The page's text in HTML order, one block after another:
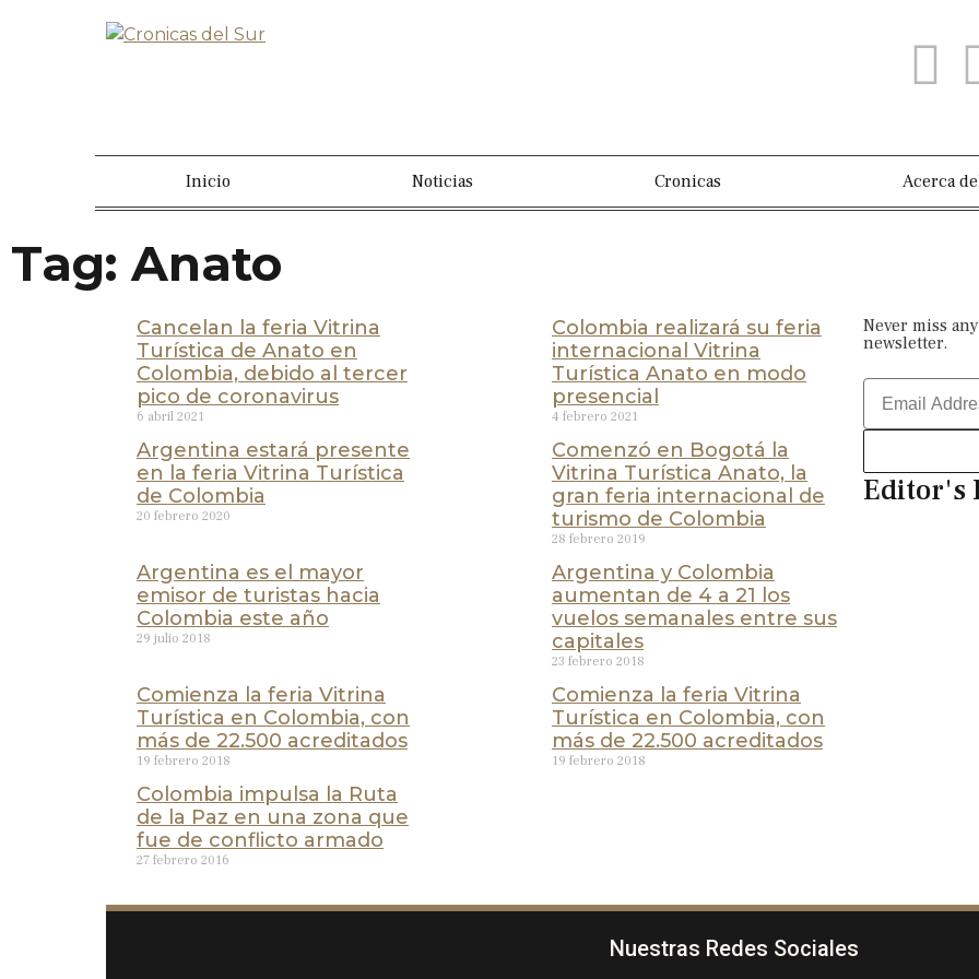
Inicio Noticias Cronicas Acerca
Tag: Anato
Cancelan la feria Vitrina
Turística de Anato en
Colombia, debido al tercer
pico de coronavirus
6 abril 2021
Colombia realizará su feria
internacional Vitrina
Turística Anato en modo
presencial
4 febrero 2021
Argentina estará presente
en la feria Vitrina Turística
de Colombia
20 febrero 2020
Comenzó en Bogotá la
Vitrina Turística Anato, la
gran feria internacional de
turismo de Colombia
28 febrero 2019
Argentina es el mayor
emisor de turistas hacia
Colombia este año
29 julio 2018
Argentina y Colombia
aumentan de 4 a 21 los
vuelos semanales entre sus
capitales
23 febrero 2018
Comienza la feria Vitrina
Turística en Colombia, con
más de 22.500 acreditados
19 febrero 2018
Comienza la feria Vitrina
Turística en Colombia, con
más de 22.500 acreditados
19 febrero 2018
Colombia impulsa la Ruta
de la Paz en una zona que
fue de conflicto armado
27 febrero 2016
Never miss
newsletter.
Editor's
Nuestras Redes Sociales